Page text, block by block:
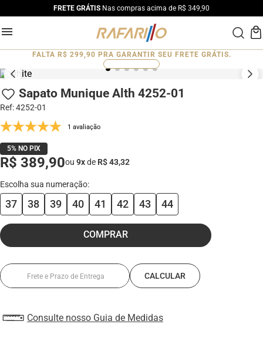
FRETE GRÁTIS Nas compras acima de R$ 349,90
FALTA R$ 299,90 PRA GARANTIR SEU FRETE GRÁTIS.
0
Sapato Munique Alth 4252-01
Ref:4252-01
1 avaliação
5% NO PIX
R$ 389,90ou 9xde R$ 43,32
37 38 39 40 41 42 43 44
COMPRAR
Consulte nosso Guia de Medidas